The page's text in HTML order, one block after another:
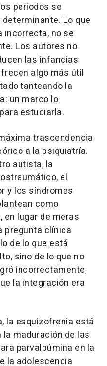
periodos se
Lo que
incorrecta, no se
Los autores no
las infancias
algo más útil
tanteando la
un marco lo
estudiarla.
trascendencia
a la psiquiatría.
autista, la
el
y los síndromes
como
lugar de meras
pregunta clínica
de lo que está
sino de lo que no
incorrectamente,
la integración era
la esquizofrenia está
maduración de las
parvalbúmina en la
la adolescencia